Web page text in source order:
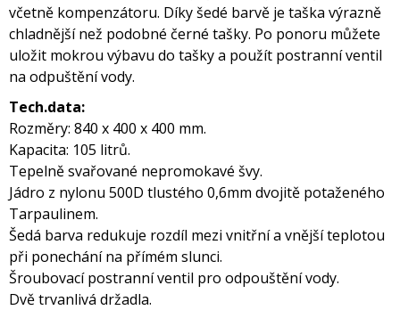
včetně kompenzátoru. Díky šedé barvě je taška výrazně
chladnější než podobné černé tašky. Po ponoru můžete
uložit mokrou výbavu do tašky a použít postranní ventil
na odpuštění vody.
Tech.data:
Rozměry: 840 x 400 x 400 mm.
Kapacita: 105 litrů.
Tepelně svařované nepromokavé švy.
Jádro z nylonu 500D tlustého 0,6mm dvojitě potaženého
Tarpaulinem.
Šedá barva redukuje rozdíl mezi vnitřní a vnější teplotou
při ponechání na přímém slunci.
Šroubovací postranní ventil pro odpouštění vody.
Dvě trvanlivá držadla.